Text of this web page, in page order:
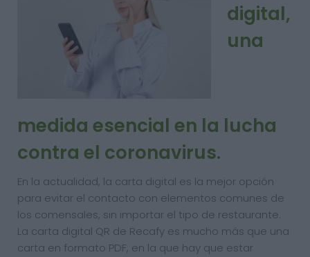
digital,
una
medida esencial en la lucha
contra el coronavirus.
En la actualidad, la carta digital es la mejor opción
para evitar el contacto con elementos comunes de
los comensales, sin importar el tipo de restaurante.
La carta digital QR de Recafy es mucho más que una
carta en formato PDF, en la que hay que estar